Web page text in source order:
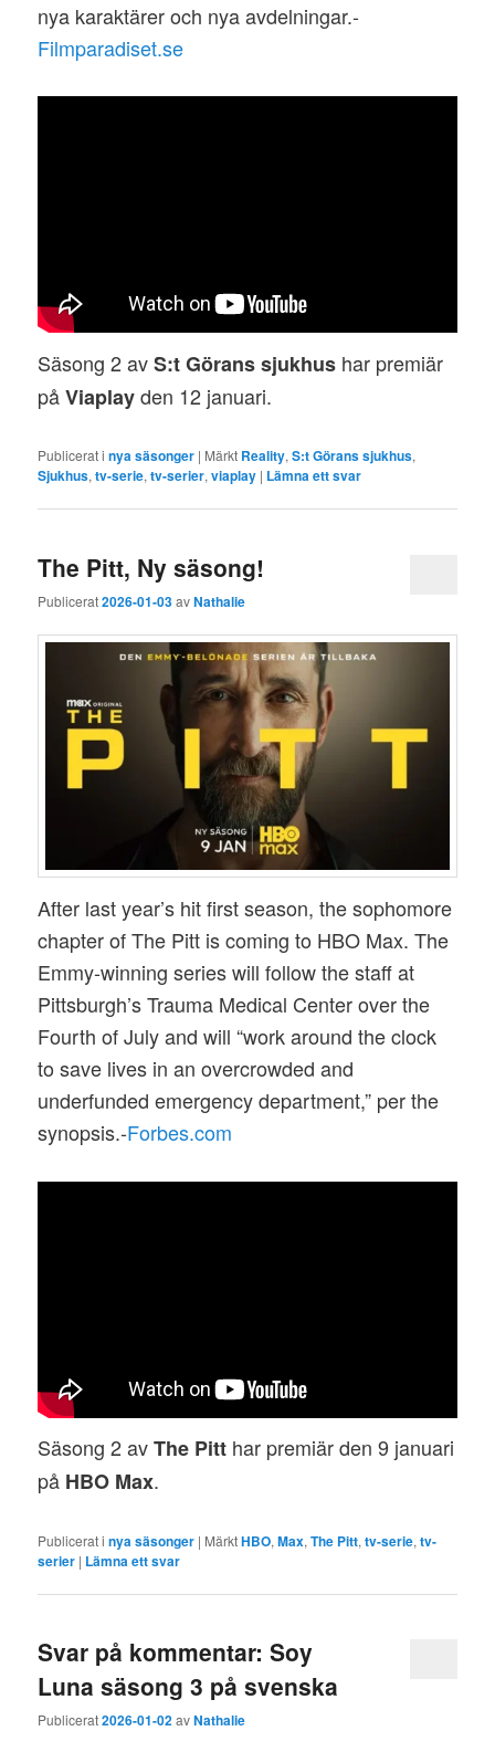
nya karaktärer och nya avdelningar.-
Filmparadiset.se
Säsong 2 avS:t Görans sjukhus har premiär
påViaplayden 12 januari.
Publicerat i nya säsonger | Märkt Reality,S:t Görans sjukhus,
Sjukhus,tv-serie,tv-serier,viaplay | Lämna ett svar
The Pitt, Ny säsong!
Publicerat2026-01-03avNathalie
After last year’s hit first season, the sophomore
chapter of The Pitt is coming to HBO Max. The
Emmy-winning series will follow the staff at
Pittsburgh’s Trauma Medical Center over the
Fourth of July and will “work around the clock
to save lives in an overcrowded and
underfunded emergency department,” per the
synopsis.-Forbes.com
Säsong 2 avThe Pitt har premiär den 9 januari
på HBO Max.
Publicerat i nya säsonger | MärktHBO,Max,The Pitt,tv-serie,tv-
serier | Lämna ett svar
Svar på kommentar: Soy
Luna säsong 3 på svenska
Publicerat2026-01-02avNathalie